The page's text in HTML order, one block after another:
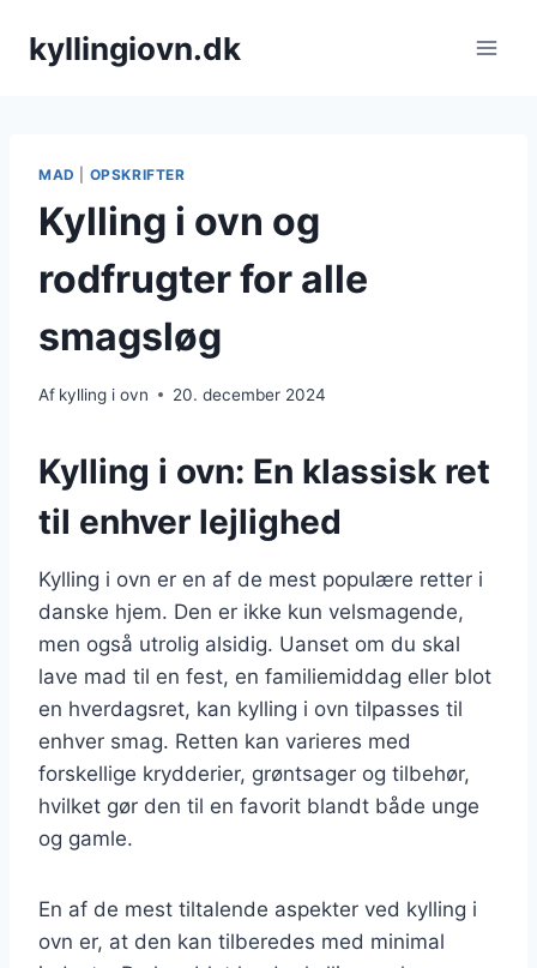
kyllingiovn.dk
MAD OPSKRIFTER
Kylling i ovn og
rodfrugter for alle
smagsløg
Af kylling i ovn 20. december 2024
Kylling i ovn: En klassisk ret
til enhver lejlighed
Kylling i ovn er en af de mest populære retter i
danske hjem. Den er ikke kun velsmagende,
men også utrolig alsidig. Uanset om du skal
lave mad til en fest, en familiemiddag eller blot
en hverdagsret, kan kylling i ovn tilpasses til
enhver smag. Retten kan varieres med
forskellige krydderier, grøntsager og tilbehør,
hvilket gør den til en favorit blandt både unge
og gamle.
En af de mest tiltalende aspekter ved kylling i
ovn er, at den kan tilberedes med minimal